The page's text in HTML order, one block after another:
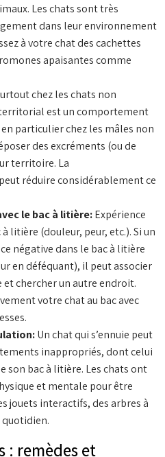
Les chats sont très
dans leur environnement
à votre chat des cachettes
apaisantes comme
chez les chats non
est un comportement
particulier chez les mâles non
des excréments (ou de
territoire. La
réduire considérablement ce
le bac à litière:Expérience
litière (douleur, peur, etc.). Si un
négative dans le bac à litière
en déféquant), il peut associer
et chercher un autre endroit.
votre chat au bac avec
Un chat qui s’ennuie peut
inappropriés, dont celui
son bac à litière. Les chats ont
et mentale pour être
jouets interactifs, des arbres à
quotidien.
: remèdes et